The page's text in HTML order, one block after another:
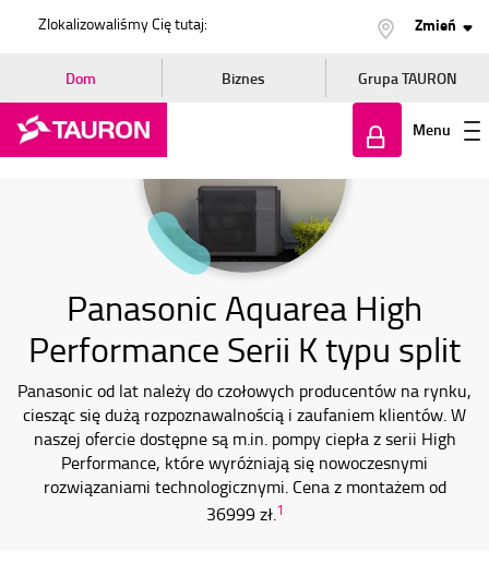
Zlokalizowaliśmy Cię tutaj: Zmień
Dom Biznes Grupa TAURON
Menu
Panasonic Aquarea High
Performance Serii K typu split
Panasonic od lat należy do czołowych producentów na rynku,
ciesząc się dużą rozpoznawalnością i zaufaniem klientów. W
naszej ofercie dostępne są m.in. pompy ciepła z serii High
Performance, które wyróżniają się nowoczesnymi
rozwiązaniami technologicznymi. Cena z montażem od
36999 zł.1